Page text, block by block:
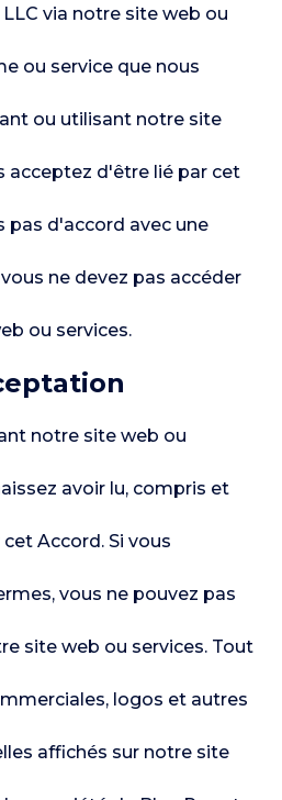
via notre site web ou
ou service que nous
ou utilisant notre site
acceptez d'être lié par cet
pas d'accord avec une
ne devez pas accéder
ou services.
notre site web ou
avoir lu, compris et
Accord. Si vous
vous ne pouvez pas
site web ou services. Tout
logos et autres
affichés sur notre site